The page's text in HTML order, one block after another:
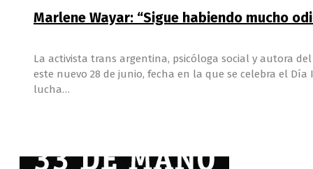
Marlene Wayar: “Sigue habiendo mucho
La activista trans argentina, psicóloga social y autora
este nuevo 28 de junio, fecha en la que se celebra el
lucha…